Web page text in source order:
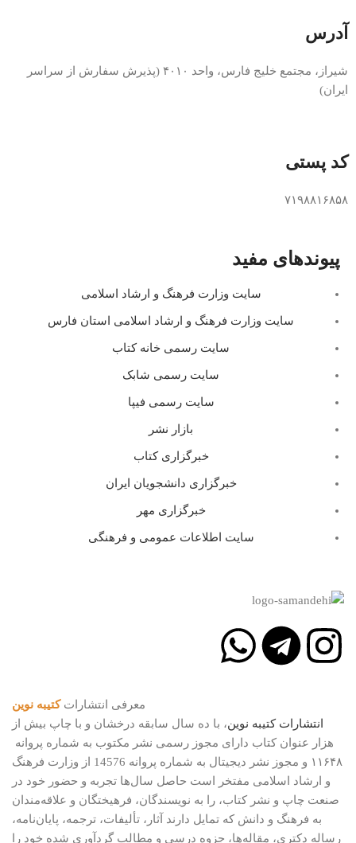
آدرس
شیراز، مجتمع خلیج فارس، واحد ۴۰۱۰ (پذیرش سفارش از سراسر
ایران)
کد پستی
۷۱۹۸۸۱۶۸۵۸
پیوندهای مفید
سایت وزارت فرهنگ و ارشاد اسلامی
سایت وزارت فرهنگ و ارشاد اسلامی استان فارس
سایت رسمی خانه کتاب
سایت رسمی شابک
سایت رسمی فیپا
بازار نشر
خبرگزاری کتاب
خبرگزاری دانشجویان ایران
خبرگزاری مهر
سایت اطلاعات عمومی و فرهنگی
معرفی انتشاراتکتیبه نوین
انتشارات کتیبه نوین، با ده سال سابقه درخشان و با چاپ بیش از
هزار عنوان کتاب دارای مجوز رسمی نشر مکتوب به شماره پروانه
۱۱۶۴۸ و مجوز نشر دیجیتال به شماره پروانه 14576 از وزارت فرهنگ
و ارشاد اسلامی مفتخر است حاصل سال‌ها تجربه و حضور خود در
صنعت چاپ و نشر کتاب، را به نویسندگان، فرهیختگان و علاقه‌مندان
به فرهنگ و دانش که تمایل دارند آثار، تألیفات، ترجمه، پایان‌نامه،
رساله دکتری، مقاله‌ها، جزوه درسی و مطالب گردآوری شده خود را